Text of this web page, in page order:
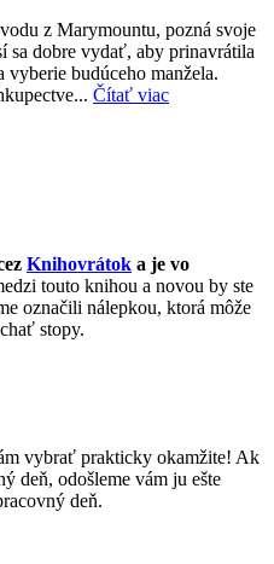
z Marymountu, pozná svoje
sa dobre vydať, aby prinavrátila
vyberie budúceho manžela.
Čítať viac
Knihovrátok a je vo
touto knihou a novou by ste
označili nálepkou, ktorá môže
stopy.
vybrať prakticky okamžite! Ak
deň, odošleme vám ju ešte
deň.